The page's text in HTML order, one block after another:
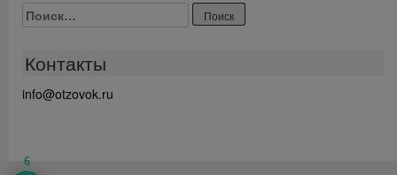
Найти:
Контакты
info@otzovok.ru
6